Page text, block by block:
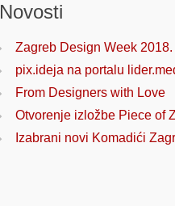
Novosti
Zagreb Design Week 2018.
pix.ideja na portalu
From Designers with Love
Otvorenje izložbe Piece of
Izabrani novi Komadići